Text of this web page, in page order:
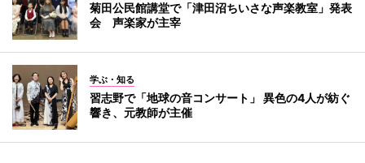
菊田公民館講堂で「津田沼ちいさな声楽教室」発表
会 声楽家が主宰
学ぶ・知る
習志野で「地球の音コンサート」 異色の4人が紡ぐ
響き、元教師が主催